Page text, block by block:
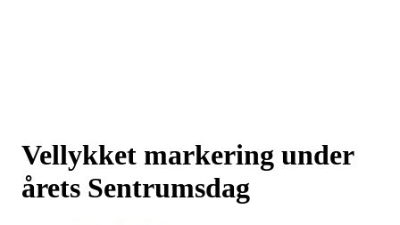
Vellykket markering under
årets Sentrumsdag